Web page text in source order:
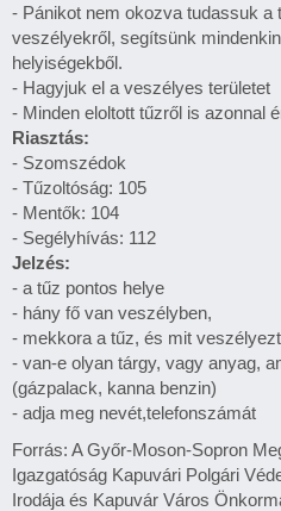
- Pánikot nem okozva tudassuk
veszélyekről, segítsünk
helyiségekből.
- Hagyjuk el a veszélyes területet
- Minden eloltott tűzről is azonnal
Riasztás:
- Szomszédok
- Tűzoltóság: 105
- Mentők: 104
- Segélyhívás: 112
Jelzés:
- a tűz pontos helye
- hány fő van veszélyben,
- mekkora a tűz, és mit
- van-e olyan tárgy, vagy anyag,
(gázpalack, kanna benzin)
- adja meg nevét,telefonszámát
Forrás: A Győr-Moson-Sopron
Igazgatóság Kapuvári Polgári
Irodája és Kapuvár Város